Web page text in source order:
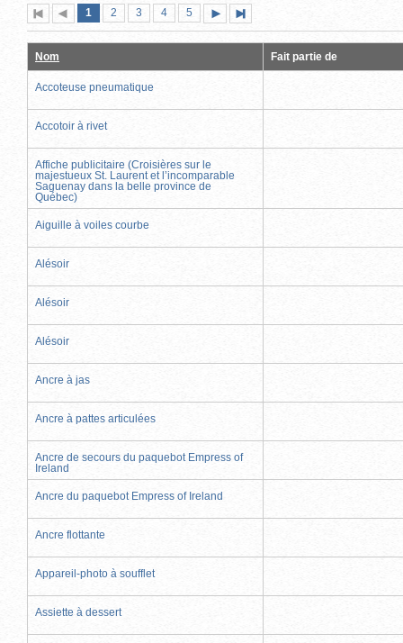
Première
page
Page
précédente
Page
1 (page
actuelle)
Page
2 Page
3 Page
4 Page
5
suivante
page
Nom Fait partie de
Accoteuse pneumatique
Accotoir à rivet
Affiche publicitaire (Croisières sur le
majestueux St. Laurent et l’incomparable
Saguenay dans la belle province de
Québec)
Aiguille à voiles courbe
Alésoir
Alésoir
Alésoir
Ancre à jas
Ancre à pattes articulées
Ancre de secours du paquebot Empress of
Ireland
Ancre du paquebot Empress of Ireland
Ancre flottante
Appareil-photo à soufflet
Assiette à dessert